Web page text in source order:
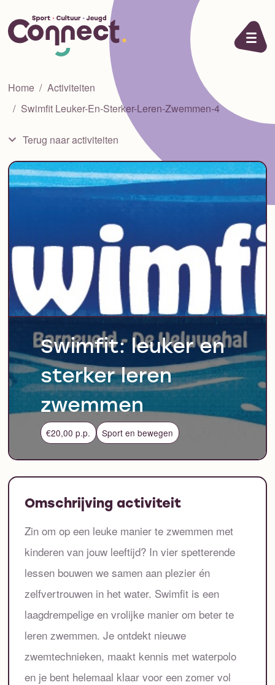
Ga naar de inhoud
Home
Activiteiten
Swimfit Leuker-En-Sterker-Leren-Zwemmen-4
Terug naar activiteiten
Swimfit: leuker en
sterker leren
zwemmen
€20,00 p.p. Sport en bewegen
Omschrijving activiteit
Zin om op een leuke manier te zwemmen met
kinderen van jouw leeftijd? In vier spetterende
lessen bouwen we samen aan plezier én
zelfvertrouwen in het water. Swimfit is een
laagdrempelige en vrolijke manier om beter te
leren zwemmen. Je ontdekt nieuwe
zwemtechnieken, maakt kennis met waterpolo
en je bent helemaal klaar voor een zomer vol